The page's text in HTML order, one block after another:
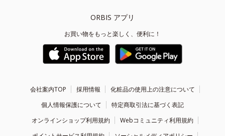
ORBIS アプリ
お買い物をもっと楽しく、便利に！
会社案内TOP 採用情報
化粧品の使用上の注意について
個人情報保護について
特定商取引法に基づく表記
オンラインショップ利用規約
Webコミュニティ利用規約